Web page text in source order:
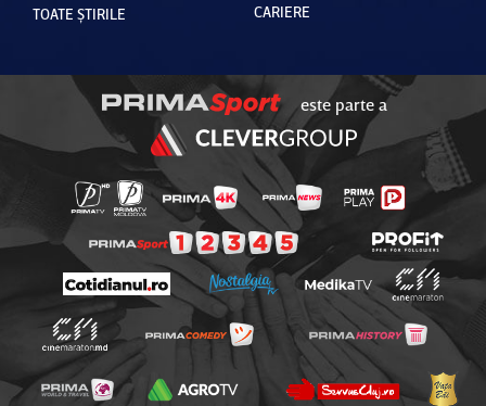
TOATE ȘTIRILE CARIERE
este parte a